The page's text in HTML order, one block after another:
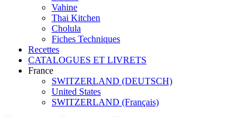
Vahine
Thai Kitchen
Cholula
Fiches Techniques
Recettes
CATALOGUES ET LIVRETS
France
SWITZERLAND (DEUTSCH)
United States
SWITZERLAND (Français)